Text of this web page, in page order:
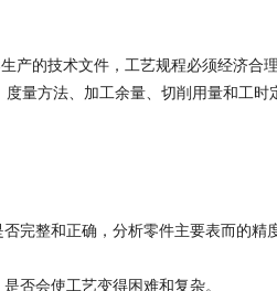
产的技术文件，工艺规程必须经济
量方法、加工余量、切削用量和工
完整和正确，分析零件主要表而的
否会使工艺变得困难和复杂。